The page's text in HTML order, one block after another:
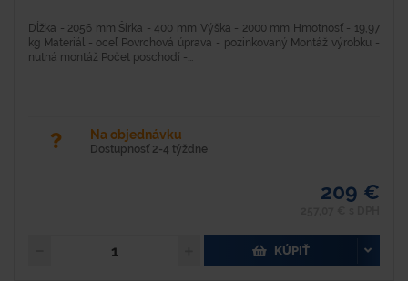
Dĺžka - 2056 mm Šírka - 400 mm Výška - 2000 mm Hmotnosť - 19,97
kg Materiál - oceľ Povrchová úprava - pozinkovaný Montáž výrobku -
nutná montáž Počet poschodí -...
Na objednávku
Dostupnosť 2-4 týždne
209 €
KÚPIŤ